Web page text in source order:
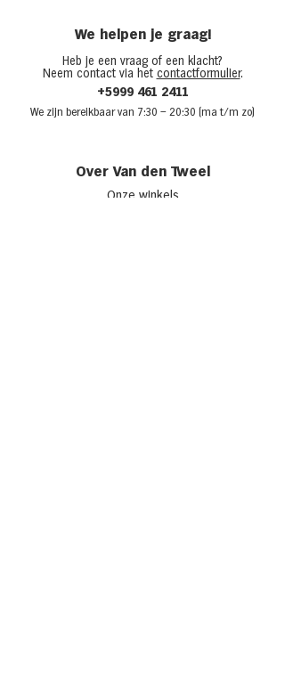
We helpen je graag!
Heb je een vraag of een klacht?
Neem contact via het contactformulier.
+5999 461 2411
We zijn bereikbaar van 7:30 – 20:30 (ma t/m zo)
Over Van den Tweel
Onze winkels